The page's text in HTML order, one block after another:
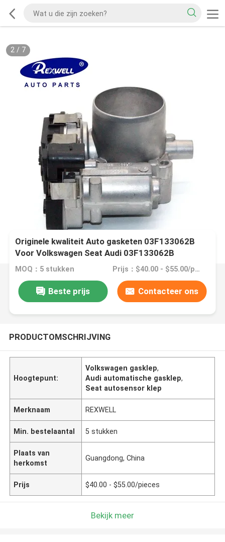
2/ 7
Originele kwaliteit Auto gasketen 03F133062B
Voor Volkswagen Seat Audi 03F133062B
MOQ：5 stukken Prijs：$40.00 - $55.00/pieces
Beste prijs Contacteer ons
PRODUCTOMSCHRIJVING
Hoogtepunt:
Volkswagen gasklep,
Audi automatische gasklep,
Seat autosensor klep
Merknaam REXWELL
Min. bestelaantal 5 stukken
Plaats van
herkomst
Guangdong, China
Prijs $40.00 - $55.00/pieces
Bekijk meer